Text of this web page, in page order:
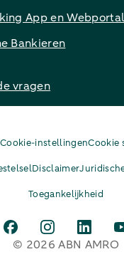
App en Webportal
Bankieren
vragen
Cookie-instellingenCookie
Disclaimer
Toegankelijkheid
© 2026 ABN AMRO